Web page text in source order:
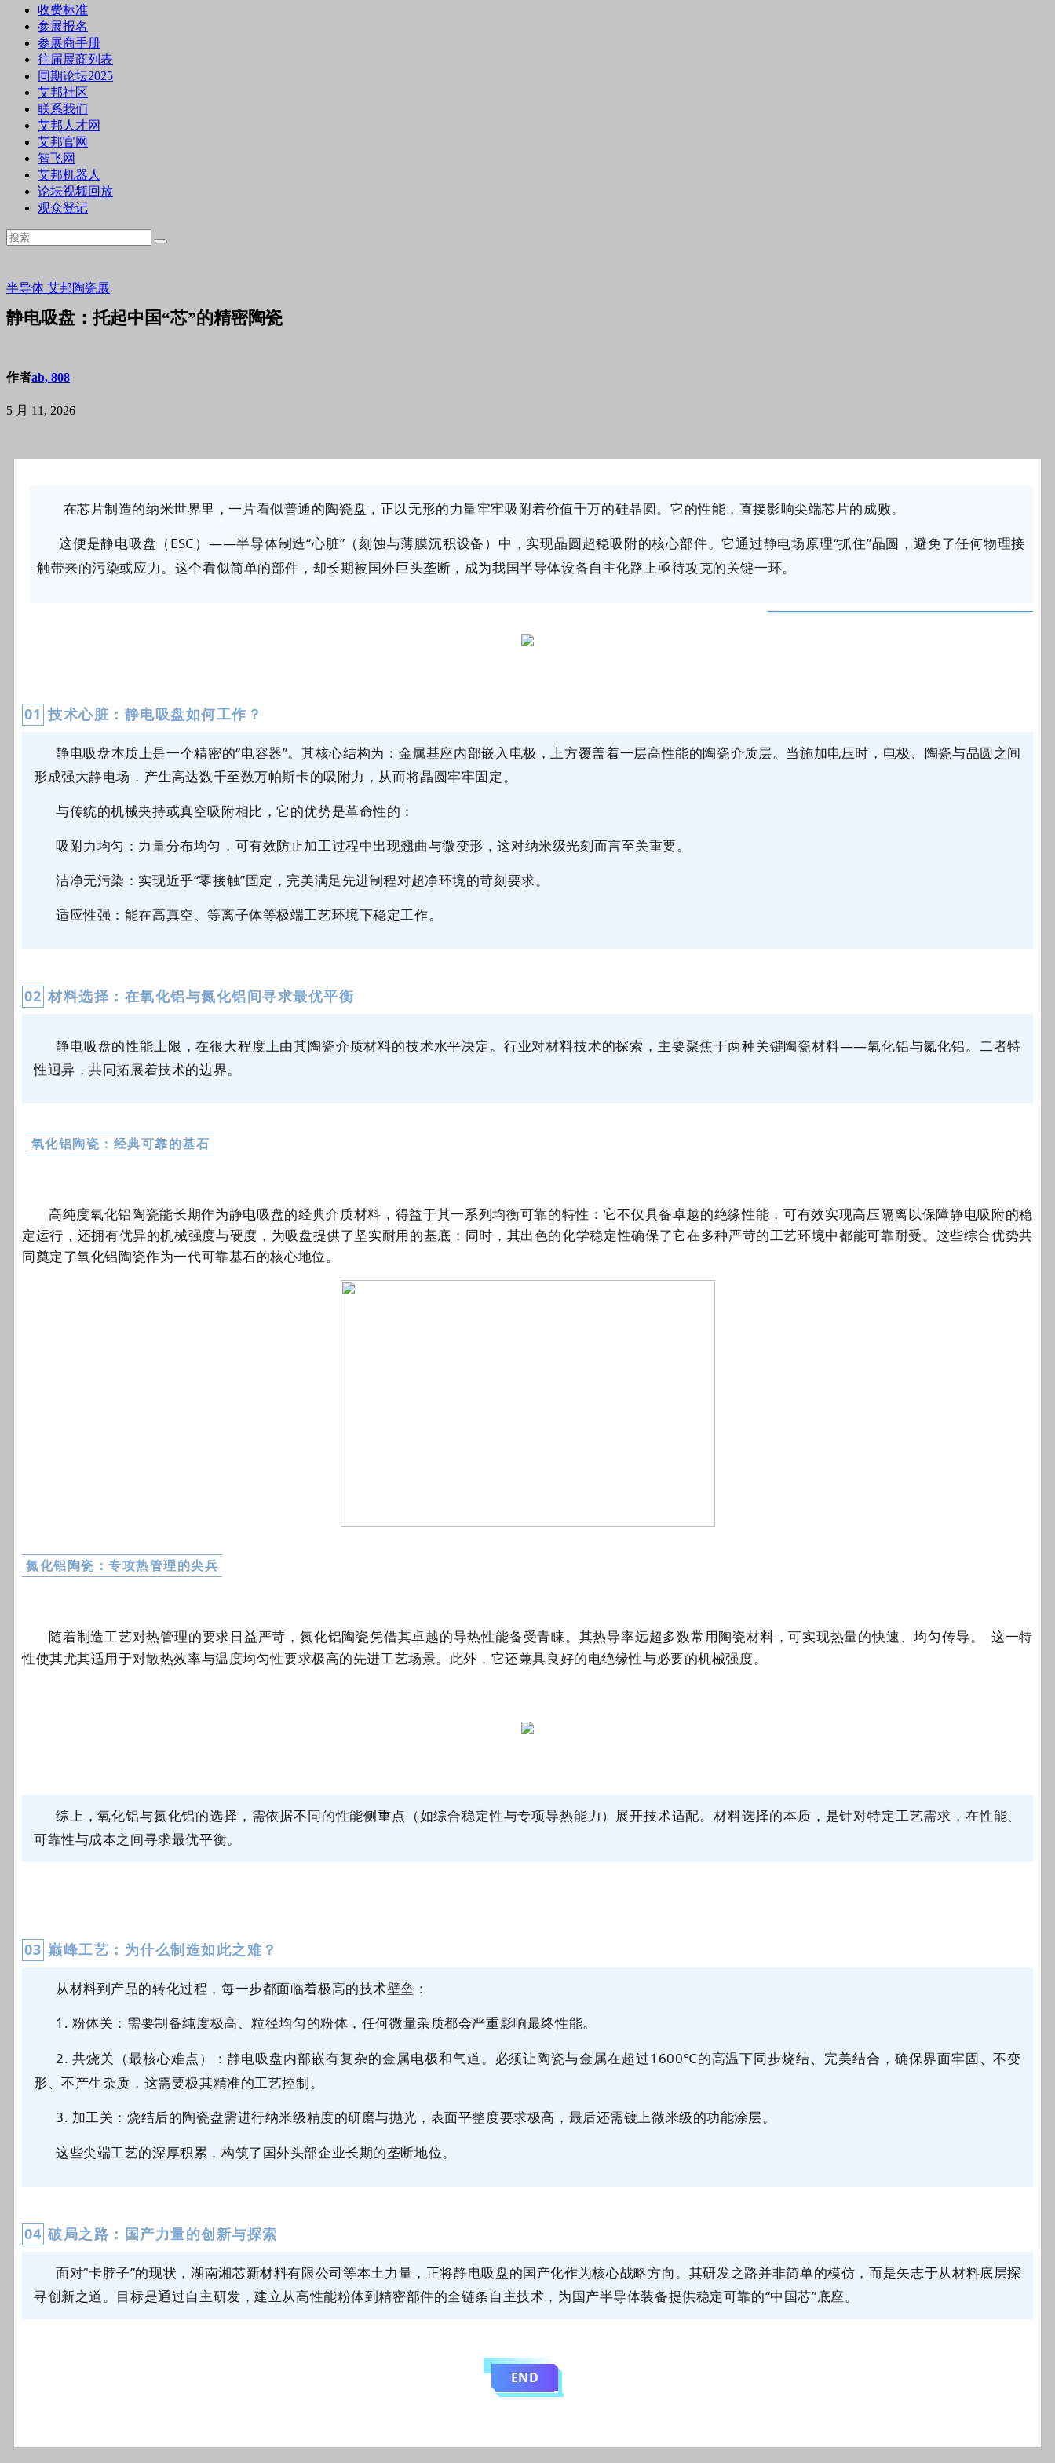
收费标准
参展报名
参展商手册
往届展商列表
同期论坛2025
艾邦社区
联系我们
艾邦人才网
艾邦官网
智飞网
艾邦机器人
论坛视频回放
观众登记
半导体 艾邦陶瓷展
静电吸盘：托起中国“芯”的精密陶瓷
作者ab, 808
5 月 11, 2026
在芯片制造的纳米世界里，一片看似普通的陶瓷盘，正以无形的力量牢牢吸附着价值千万的硅晶圆。它的性能，直接影响尖端芯片的成败。
这便是静电吸盘（ESC）——半导体制造“心脏”（刻蚀与薄膜沉积设备）中，实现晶圆超稳吸附的核心部件。它通过静电场原理“抓住”晶圆，避免了任何物理接
触带来的污染或应力。这个看似简单的部件，却长期被国外巨头垄断，成为我国半导体设备自主化路上亟待攻克的关键一环。
01 技术心脏：静电吸盘如何工作？
静电吸盘本质上是一个精密的“电容器”。其核心结构为：金属基座内部嵌入电极，上方覆盖着一层高性能的陶瓷介质层。当施加电压时，电极、陶瓷与晶圆之间
形成强大静电场，产生高达数千至数万帕斯卡的吸附力，从而将晶圆牢牢固定。
与传统的机械夹持或真空吸附相比，它的优势是革命性的：
吸附力均匀：力量分布均匀，可有效防止加工过程中出现翘曲与微变形，这对纳米级光刻而言至关重要。
洁净无污染：实现近乎“零接触”固定，完美满足先进制程对超净环境的苛刻要求。
适应性强：能在高真空、等离子体等极端工艺环境下稳定工作。
02 材料选择：在氧化铝与氮化铝间寻求最优平衡
静电吸盘的性能上限，在很大程度上由其陶瓷介质材料的技术水平决定。行业对材料技术的探索，主要聚焦于两种关键陶瓷材料——氧化铝与氮化铝。二者特
性迥异，共同拓展着技术的边界。
氧化铝陶瓷：经典可靠的基石
高纯度氧化铝陶瓷能长期作为静电吸盘的经典介质材料，得益于其一系列均衡可靠的特性：它不仅具备卓越的绝缘性能，可有效实现高压隔离以保障静电吸附的稳
定运行，还拥有优异的机械强度与硬度，为吸盘提供了坚实耐用的基底；同时，其出色的化学稳定性确保了它在多种严苛的工艺环境中都能可靠耐受。这些综合优势共
同奠定了氧化铝陶瓷作为一代可靠基石的核心地位。
氮化铝陶瓷：专攻热管理的尖兵
随着制造工艺对热管理的要求日益严苛，氮化铝陶瓷凭借其卓越的导热性能备受青睐。其热导率远超多数常用陶瓷材料，可实现热量的快速、均匀传导。
这一特
性使其尤其适用于对散热效率与温度均匀性要求极高的先进工艺场景。此外，它还兼具良好的电绝缘性与必要的机械强度。
综上，氧化铝与氮化铝的选择，需依据不同的性能侧重点（如综合稳定性与专项导热能力）展开技术适配。材料选择的本质，是针对特定工艺需求，在性能、
可靠性与成本之间寻求最优平衡。
03 巅峰工艺：为什么制造如此之难？
从材料到产品的转化过程，每一步都面临着极高的技术壁垒：
1. 粉体关：需要制备纯度极高、粒径均匀的粉体，任何微量杂质都会严重影响最终性能。
2.共烧关（最核心难点）：静电吸盘内部嵌有复杂的金属电极和气道。必须让陶瓷与金属在超过1600℃的高温下同步烧结、完美结合，确保界面牢固、不变
形、不产生杂质，这需要极其精准的工艺控制。
3. 加工关：烧结后的陶瓷盘需进行纳米级精度的研磨与抛光，表面平整度要求极高，最后还需镀上微米级的功能涂层。
这些尖端工艺的深厚积累，构筑了国外头部企业长期的垄断地位。
04 破局之路：国产力量的创新与探索
面对“卡脖子”的现状， 湖南湘芯新材料有限公司等本土力量，正将静电吸盘的国产化作为核心战略方向。 其研发之路并非简单的模仿，而是矢志于从材料底层探
寻创新之道。 目标是通过自主研发，建立从高性能粉体到精密部件的全链条自主技术 ， 为国产半导体装备提供稳定可靠的“中国芯”底座。
END